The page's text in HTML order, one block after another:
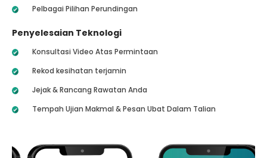
Pelbagai Pilihan Perundingan
Penyelesaian Teknologi
Konsultasi Video Atas Permintaan
Rekod kesihatan terjamin
Jejak & Rancang Rawatan Anda
Tempah Ujian Makmal & Pesan Ubat Dalam Talian